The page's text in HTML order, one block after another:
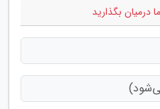
درمیان بگذارید